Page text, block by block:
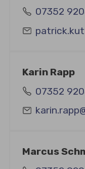
07352
Karin Rapp
07352
Marcus